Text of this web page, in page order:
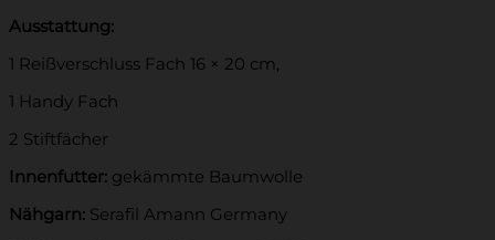
Ausstattung:
1 Reißverschluss Fach 16 × 20 cm,
1 Handy Fach
2 Stiftfächer
Innenfutter: gekämmte Baumwolle
Nähgarn: Serafil Amann Germany